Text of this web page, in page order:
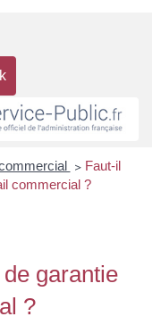
> Faut-il
commercial ?
garantie
?